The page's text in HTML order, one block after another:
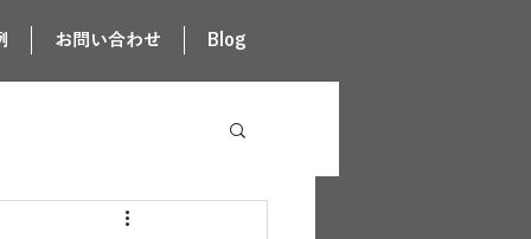
お問い合わせ Blog